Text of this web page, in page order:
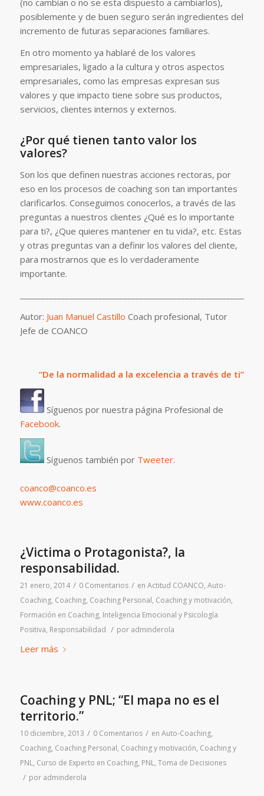
(no cambian o no se esta dispuesto a cambiarlos),
posiblemente y de buen seguro serán ingredientes del
incremento de futuras separaciones familiares.
En otro momento ya hablaré de los valores
empresariales, ligado a la cultura y otros aspectos
empresariales, como las empresas expresan sus
valores y que impacto tiene sobre sus productos,
servicios, clientes internos y externos.
¿Por qué tienen tanto valor los
valores?
Son los que definen nuestras acciones rectoras, por
eso en los procesos de coaching son tan importantes
clarificarlos. Conseguimos conocerlos, a través de las
preguntas a nuestros clientes ¿Qué es lo importante
para ti?, ¿Que quieres mantener en tu vida?, etc. Estas
y otras preguntas van a definir los valores del cliente,
para mostrarnos que es lo verdaderamente
importante.
Autor: Juan Manuel Castillo Coach profesional, Tutor
Jefe de COANCO
“De la normalidad a la excelencia a través de ti”
Síguenos por nuestra página Profesional de
Facebook.
Síguenos también por Tweeter.
coanco@coanco.es
www.coanco.es
¿Victima o Protagonista?, la
responsabilidad.
21 enero, 2014 / 0 Comentarios / en Actitud COANCO, Auto-
Coaching, Coaching, Coaching Personal, Coaching y motivación,
Formación en Coaching, Inteligencia Emocional y Psicología
Positiva, Responsabilidad / por adminderola
Leer más
Coaching y PNL; “El mapa no es el
territorio.”
10 diciembre, 2013 / 0 Comentarios / en Auto-Coaching,
Coaching, Coaching Personal, Coaching y motivación, Coaching y
PNL, Curso de Experto en Coaching, PNL, Toma de Decisiones
/ por adminderola